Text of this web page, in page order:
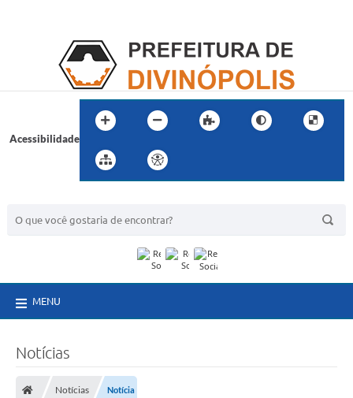
Acessibilidade
MENU
Notícias
Notícias Notícia